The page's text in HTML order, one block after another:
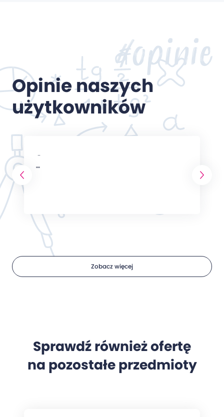
Opinie naszych
użytkowników
#opinie
-
""
Zobacz więcej
Sprawdź również ofertę
na pozostałe przedmioty